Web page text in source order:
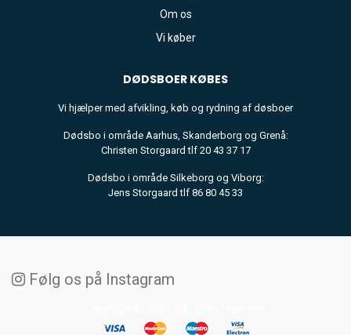
Om os
Vi køber
DØDSBOER KØBES
Vi hjælper med afvikling, køb og rydning af døsboer
Dødsbo i område Aarhus, Skanderborg og Grenå:
Christen Storgaard tlf 20 43 37 17
Dødsbo i område Silkeborg og Viborg:
Jens Storgaard tlf 86 80 45 33
Følg os på Instagram